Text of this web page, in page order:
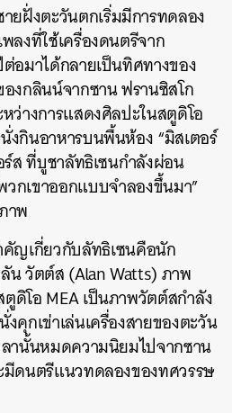
ยฝั่งตะวันตกเริ่มมีการทดลอง
ลงที่ใช้เครื่องดนตรีจาก
อมาได้กลายเป็นทิศทางของ
งกลินน์จากซาน ฟรานซิสโก
ว่างการแสดงศิลปะในสตูดิโอ
กินอาหารบนพื้นห้อง “มิสเตอร์
ร์ส ที่บูชาลัทธิเซนกำลังผ่อน
กเขาออกแบบจำลองขึ้นมา”
าพ
ญเกี่ยวกับลัทธิเซนคือนัก
วัตต์ส (Alan Watts) ภาพ
ดิโอ MEA เป็นภาพวัตต์สกำลัง
คุกเข่าเล่นเครื่องสายของตะวัน
านั้นหมดความนิยมไปจากซาน
ดนตรีแนวทดลองของทศวรรษ